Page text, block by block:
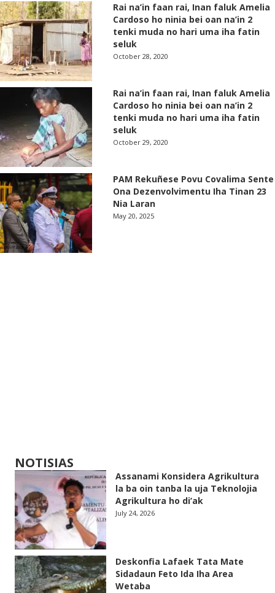
Rai na’in faan rai, Inan faluk Amelia
Cardoso ho ninia bei oan na’in 2
tenki muda no hari uma iha fatin
seluk
October 28, 2020
Rai na’in faan rai, Inan faluk Amelia
Cardoso ho ninia bei oan na’in 2
tenki muda no hari uma iha fatin
seluk
October 29, 2020
PAM Rekuñese Povu Covalima Sente
Ona Dezenvolvimentu Iha Tinan 23
Nia Laran
May 20, 2025
NOTISIAS
Assanami Konsidera Agrikultura
la ba oin tanba la uja Teknolojia
Agrikultura ho di’ak
July 24, 2026
Deskonfia Lafaek Tata Mate
Sidadaun Feto Ida Iha Area
Wetaba